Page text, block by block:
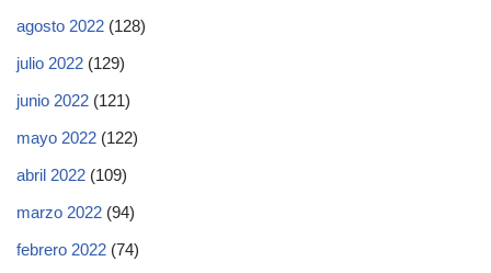
agosto 2022 (128)
julio 2022 (129)
junio 2022 (121)
mayo 2022 (122)
abril 2022 (109)
marzo 2022 (94)
febrero 2022 (74)